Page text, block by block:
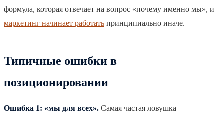
формула, которая отвечает на вопрос «почему именно мы», и
маркетинг начинает работать принципиально иначе.
Типичные ошибки в
позиционировании
Ошибка 1: «мы для всех». Самая частая ловушка